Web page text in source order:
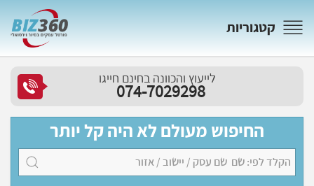
קטגוריות
לייעוץ והכוונה בחינם חייגו
074-7029298
החיפוש מעולם לא היה קל יותר